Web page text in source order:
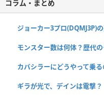
コラム・まとめ
ジョーカー3プロ(DQMJ3P)
モンスター数は何体？歴代
カバシラーにどうやって乗る
ギラが光で、デインは電撃？